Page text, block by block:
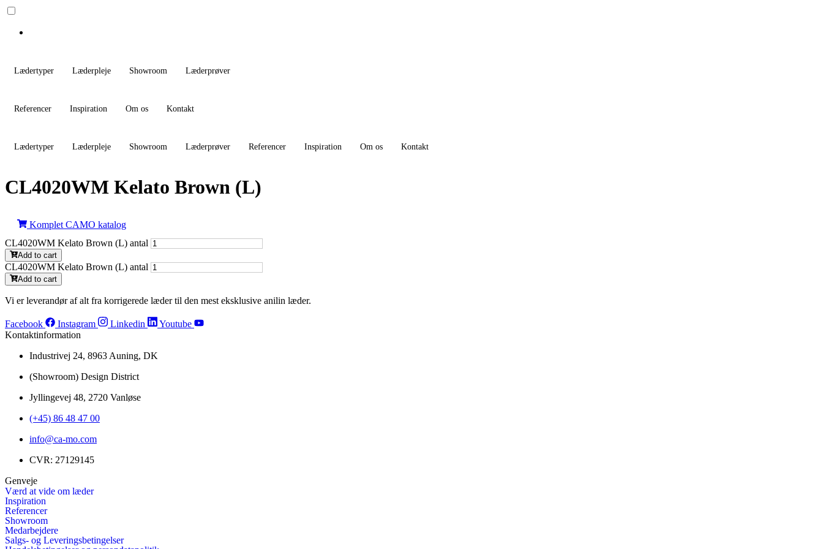
Lædertyper Læderpleje Showroom Læderprøver
Referencer Inspiration Om os Kontakt
Lædertyper Læderpleje Showroom Læderprøver Referencer Inspiration Om os Kontakt
CL4020WM Kelato Brown (L)
Komplet CAMO katalog
CL4020WM Kelato Brown (L) antal
Add to cart
CL4020WM Kelato Brown (L) antal
Add to cart
Vi er leverandør af alt fra korrigerede læder til den mest eksklusive anilin læder.
Facebook Instagram Linkedin
Youtube
Kontaktinformation
Industrivej 24, 8963 Auning, DK
(Showroom) Design District
Jyllingevej 48, 2720 Vanløse
(+45) 86 48 47 00
info@ca-mo.com
CVR: 27129145
Genveje
Værd at vide om læder
Inspiration
Referencer
Showroom
Medarbejdere
Salgs- og Leveringsbetingelser